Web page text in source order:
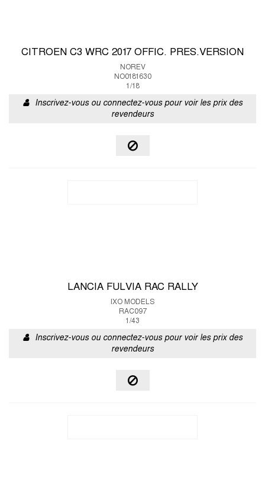
CITROEN C3 WRC 2017 OFFIC. PRES.VERSION
NOREV
NO0181630
1/18
Inscrivez-vous ou connectez-vous pour voir les prix des
revendeurs
LANCIA FULVIA RAC RALLY
IXO MODELS
RAC097
1/43
Inscrivez-vous ou connectez-vous pour voir les prix des
revendeurs